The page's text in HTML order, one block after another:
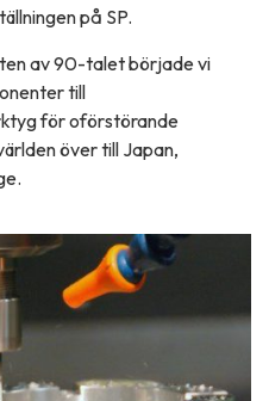
på SP.
av 90-talet började vi
till
för oförstörande
över till Japan,